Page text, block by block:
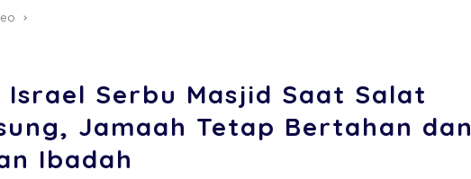
Israel Serbu Masjid Saat Salat
Jamaah Tetap Bertahan dan
Ibadah